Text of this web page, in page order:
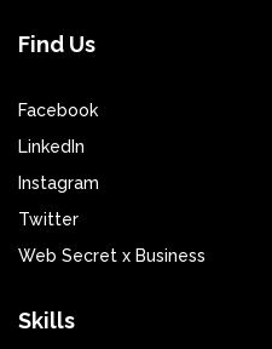
Find Us
Facebook
LinkedIn
Instagram
Twitter
Web Secret x Business
Skills